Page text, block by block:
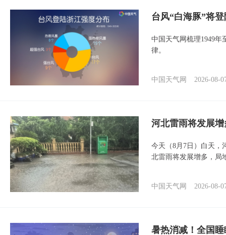
台风“白海豚”将
中国天气网梳理1949年
律。
中国天气网 2026-08-
河北雷雨将发展
今天（8月7日）白天，
北雷雨将发展增多，局
中国天气网 2026-08-
暑热消减！全国